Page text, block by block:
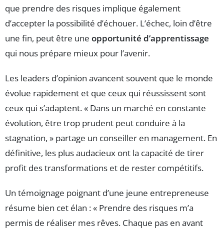
que prendre des risques implique également
d’accepter la possibilité d’échouer. L’échec, loin d’être
une fin, peut être une opportunité d’apprentissage
qui nous prépare mieux pour l’avenir.
Les leaders d’opinion avancent souvent que le monde
évolue rapidement et que ceux qui réussissent sont
ceux qui s’adaptent. « Dans un marché en constante
évolution, être trop prudent peut conduire à la
stagnation, » partage un conseiller en management. En
définitive, les plus audacieux ont la capacité de tirer
profit des transformations et de rester compétitifs.
Un témoignage poignant d’une jeune entrepreneuse
résume bien cet élan : « Prendre des risques m’a
permis de réaliser mes rêves. Chaque pas en avant